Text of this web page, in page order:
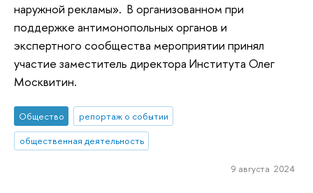
наружной рекламы». В организованном при
поддержке антимонопольных органов и
экспертного сообщества мероприятии принял
участие заместитель директора Института Олег
Москвитин.
Общество
репортаж о событии
общественная деятельность
9 августа 2024